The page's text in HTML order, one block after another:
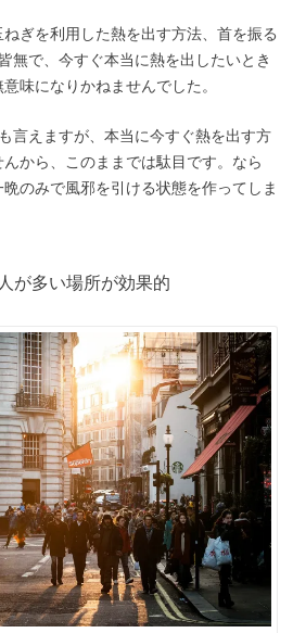
ぎを利用した熱を出す方法、首を振る
無で、今すぐ本当に熱を出したいとき
味になりかねませんでした。
言えますが、本当に今すぐ熱を出す方
から、このままでは駄目です。なら
のみで風邪を引ける状態を作ってしま
が多い場所が効果的